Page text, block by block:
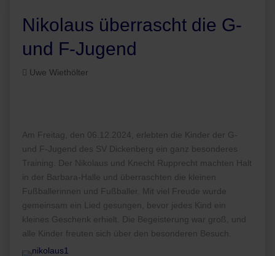
Nikolaus überrascht die G-
und F-Jugend
Uwe Wiethölter
Am Freitag, den 06.12.2024, erlebten die Kinder der G-
und F-Jugend des SV Dickenberg ein ganz besonderes
Training. Der Nikolaus und Knecht Rupprecht machten Halt
in der Barbara-Halle und überraschten die kleinen
Fußballerinnen und Fußballer. Mit viel Freude wurde
gemeinsam ein Lied gesungen, bevor jedes Kind ein
kleines Geschenk erhielt. Die Begeisterung war groß, und
alle Kinder freuten sich über den besonderen Besuch.